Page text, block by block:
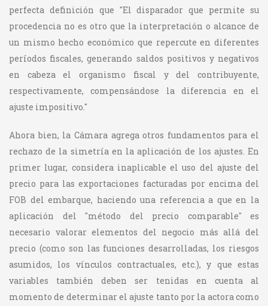
perfecta definición que "El disparador que permite su
procedencia no es otro que la interpretación o alcance de
un mismo hecho económico que repercute en diferentes
períodos fiscales, generando saldos positivos y negativos
en cabeza el organismo fiscal y del contribuyente,
respectivamente, compensándose la diferencia en el
ajuste impositivo."
Ahora bien, la Cámara agrega otros fundamentos para el
rechazo de la simetría en la aplicación de los ajustes. En
primer lugar, considera inaplicable el uso del ajuste del
precio para las exportaciones facturadas por encima del
FOB del embarque, haciendo una referencia a que en la
aplicación del "método del precio comparable" es
necesario valorar elementos del negocio más allá del
precio (como son las funciones desarrolladas, los riesgos
asumidos, los vínculos contractuales, etc.), y que estas
variables también deben ser tenidas en cuenta al
momento de determinar el ajuste tanto por la actora como